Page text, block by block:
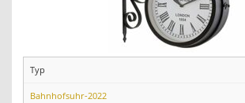
Typ
Bahnhofsuhr-2022